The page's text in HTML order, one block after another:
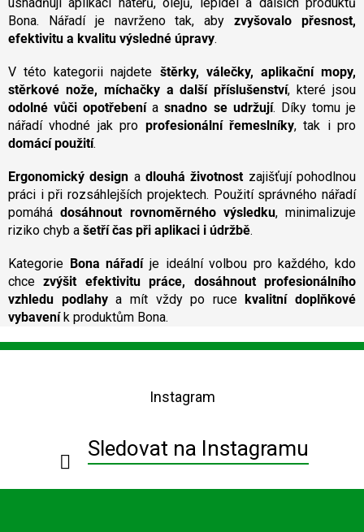
a
c
í
r
v
k
y
v
i
s
u
Bona. Nářadí je navrženo tak, abyzvyšovalo přesnost,
efektivitu a kvalitu výsledné úpravy.
V této kategorii najdete štěrky, válečky, aplikační mopy,
stěrkové nože, míchačky a další příslušenství, které jsou
odolné vůči opotřebeníasnadno se udržují. Díky tomu je
nářadí vhodné jak pro profesionální řemeslníky, tak i pro
domácí použití.
Ergonomický design adlouhá životnostzajišťují pohodlnou
práci i při rozsáhlejších projektech. Použití správného nářadí
pomáhádosáhnout rovnoměrného výsledku, minimalizuje
riziko chyb a šetří čas při aplikaci i údržbě.
Kategorie Bona nářadíje ideální volbou pro každého, kdo
chcezvýšit efektivitu práce, dosáhnout profesionálního
vzhledu podlahya mít vždy po rucekvalitní doplňkové
vybaveník produktům Bona.
Z
Instagram
Sledovat na Instagramu